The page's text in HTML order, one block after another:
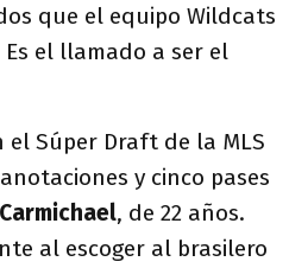
que el equipo Wildcats
el llamado a ser el
el Súper Draft de la MLS
y cinco pases
, de 22 años.
al escoger al brasilero